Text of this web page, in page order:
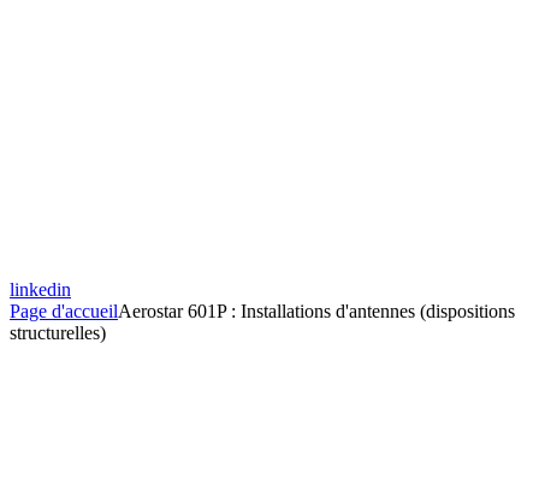
linkedin
Page d'accueilAerostar 601P : Installations d'antennes (dispositions
structurelles)